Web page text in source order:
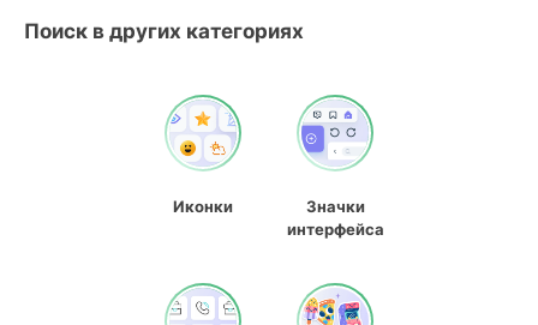
Поиск в других категориях
Иконки
Значки
интерфейса